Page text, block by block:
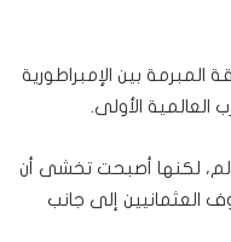
بين الإمبراطورية
العالمية الأولى.
لكنها أصبحت تخشى أن
العثمانيين إلى جانب